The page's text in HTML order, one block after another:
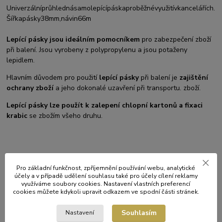
Univerzálníprůhlednásamolepícípáskaproběžnévyužitívkancelářích.
Šířkapásky38mm,návin66m
Lepící pásky jsou ideálním pomocníkem pro zabezpečení zboží
při balení. Jsou vyrobeny z polypropylenu a jsou potaženy
lepidlem.
Hlavním důvodem pro použití lepící páskypři balení je zajištění
ochrany zboží a jeho dokonalé uzavření při transportu. zboží.
Lepící pásky lze použít k zalepení chlopní kartonů a fixaci
krabic se zbožím všeho druhu.
Související zboží
TOP produkt
Pro základní funkčnost, zpříjemnění používání webu, analytické
účely a v případě udělení souhlasu také pro účely cílení reklamy
využíváme soubory cookies. Nastavení vlastních preferencí
cookies můžete kdykoli upravit odkazem ve spodní části stránek.
Nastavení Souhlasím